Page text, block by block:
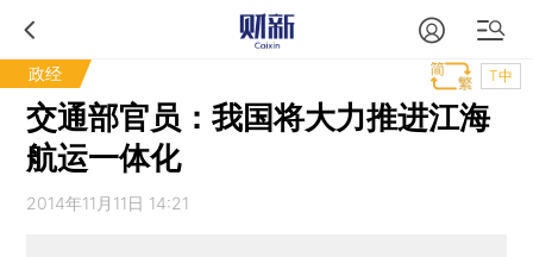
政经 T中
交通部官员：我国将大力推进江海
航运一体化
2014年11月11日 14:21